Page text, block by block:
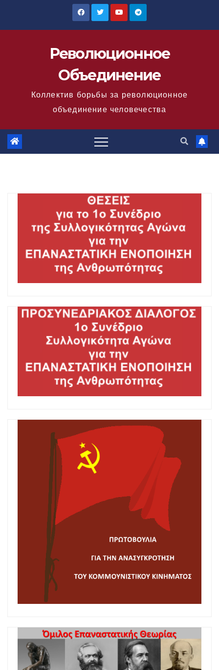
Революционное
Объединение
Коллектив борьбы за революционное
объединение человечества